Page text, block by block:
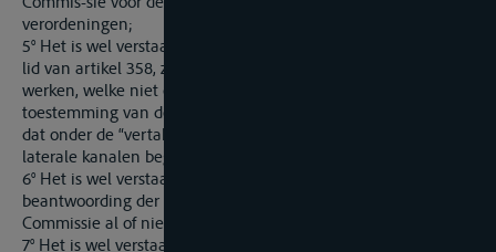
verordeningen;
5° Het is wel verstaan, dat de mededeling, bedoeld in het 2°
lid van artikel 358, zal voorafgaan aan de uitvoering van de
werken, welke niet ondernomen kunnen worden, dan na
toestemming van de Centrale Commissie voor de Rijnvaart en
dat onder de “vertakkingen”, voorzien in genoemd lid, de
laterale kanalen begrepen zijn;
6° Het is wel verstaan, dat artikel 359 niet prejudicieert op de
beantwoording der vraag of gedelegeerden van de Centrale
Commissie al of niet aangewezen zullen worden;
7° Het is wel verstaan, dat de toestemming van Nederland